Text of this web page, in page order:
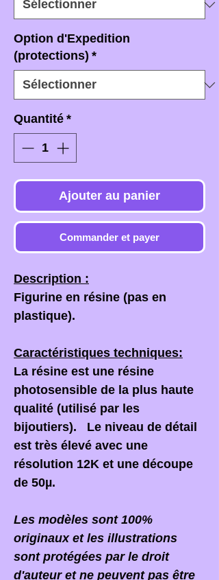
Option d'Expedition
(protections) *
Quantité *
Ajouter au panier
Commander et payer
Description :
Figurine en résine (pas en
plastique).
Caractéristiques techniques:
La résine est une résine
photosensible de la plus haute
qualité (utilisé par les
bijoutiers). Le niveau de détail
est très élevé avec une
résolution 12K et une découpe
de 50µ.
Les modèles sont 100%
originaux et les illustrations
sont protégées par le droit
d'auteur et ne peuvent pas être